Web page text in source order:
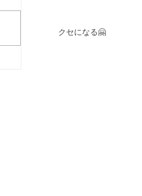
クセになる🤗